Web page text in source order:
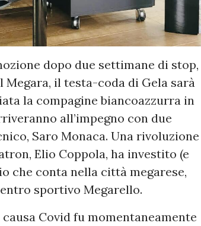
dopo due settimane di stop,
il testa-coda di Gela sarà
la compagine biancoazzurra in
all’impegno con due
Saro Monaca. Una rivoluzione
Elio Coppola, ha investito (e
che conta nella città megarese,
sportivo Megarello.
Covid fu momentaneamente